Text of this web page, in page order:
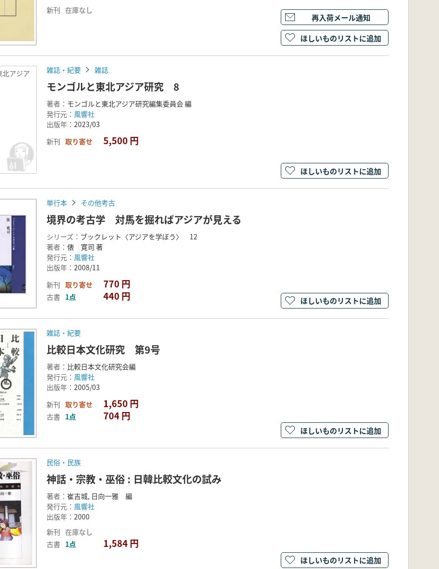
新刊 在庫なし
再入荷メール通知
ほしいものリストに追加
北アジア 雑誌・紀要 雑誌
モンゴルと東北アジア研究 8
著者： モンゴルと東北アジア研究編集委員会 編
発行元： 風響社
出版年： 2023/03
新刊 取り寄せ 5,500 円
ほしいものリストに追加
単行本 その他考古
境界の考古学 対馬を掘ればアジアが見える
シリーズ： ブックレット〈アジアを学ぼう〉 12
著者： 俵 寛司 著
発行元： 風響社
出版年： 2008/11
新刊 取り寄せ 770 円
古書 1点 440 円 ほしいものリストに追加
雑誌・紀要
比較日本文化研究 第9号
著者： 比較日本文化研究会編
発行元： 風響社
出版年： 2005/03
新刊 取り寄せ 1,650 円
古書 1点 704 円
ほしいものリストに追加
民俗・民族
神話・宗教・巫俗 : 日韓比較文化の試み
著者： 崔吉城, 日向一雅 編
発行元： 風響社
出版年： 2000
新刊 在庫なし
古書 1点 1,584 円
ほしいものリストに追加